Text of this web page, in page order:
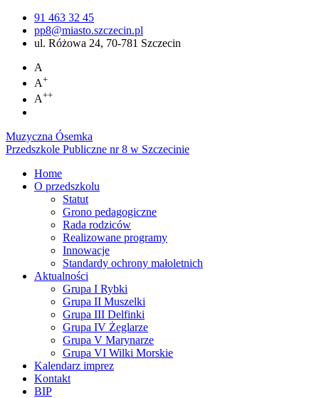
91 463 32 45
pp8@miasto.szczecin.pl
ul. Różowa 24, 70-781 Szczecin
A
A+
A++
Muzyczna Ósemka
Przedszkole Publiczne nr 8 w Szczecinie
Home
O przedszkolu
Statut
Grono pedagogiczne
Rada rodziców
Realizowane programy
Innowacje
Standardy ochrony małoletnich
Aktualności
Grupa I Rybki
Grupa II Muszelki
Grupa III Delfinki
Grupa IV Żeglarze
Grupa V Marynarze
Grupa VI Wilki Morskie
Kalendarz imprez
Kontakt
BIP